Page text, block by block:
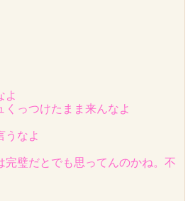
よ
くっつけたまま来んなよ
うなよ
完璧だとでも思ってんのかね。不